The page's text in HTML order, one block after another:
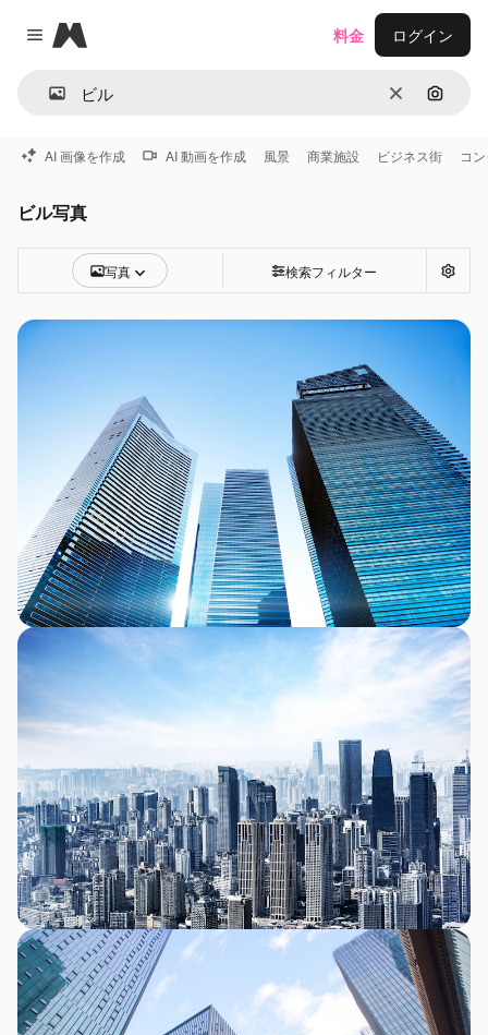
Close menu
Magnific
消去 画像で
料金 ログイン
AI 画像を作成 AI 動画を作成 風景 商業施設 ビジネス街 コ
ビル写真
写真 検索フィルター